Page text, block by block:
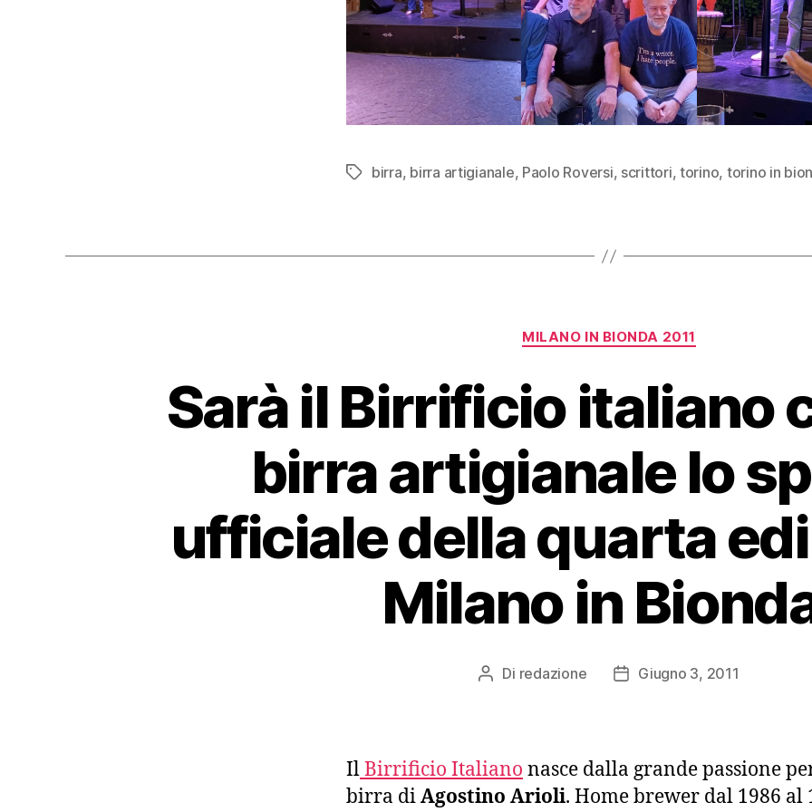
Tag birra, birra artigianale, Paolo Roversi, scrittori,torino, torino in
Categorie
MILANO IN BIONDA 2011
Sarà il Birrificio italiano
birra artigianale lo
ufficiale della quarta
Milano in
Autore
Di redazione
DataGiugno 3, 2011
IlBirrificio Italiano nasce dalla grande passione
birra diAgostino Arioli. Home brewer dal 1986 al